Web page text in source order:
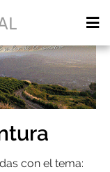
con el tema: